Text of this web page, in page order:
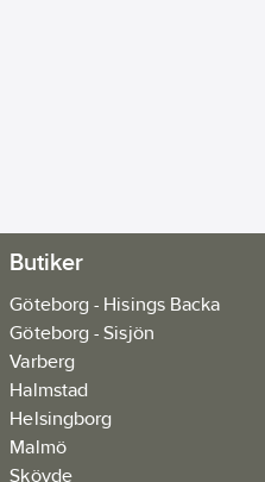
Butiker
Göteborg - Hisings Backa
Göteborg - Sisjön
Varberg
Halmstad
Helsingborg
Malmö
Skövde